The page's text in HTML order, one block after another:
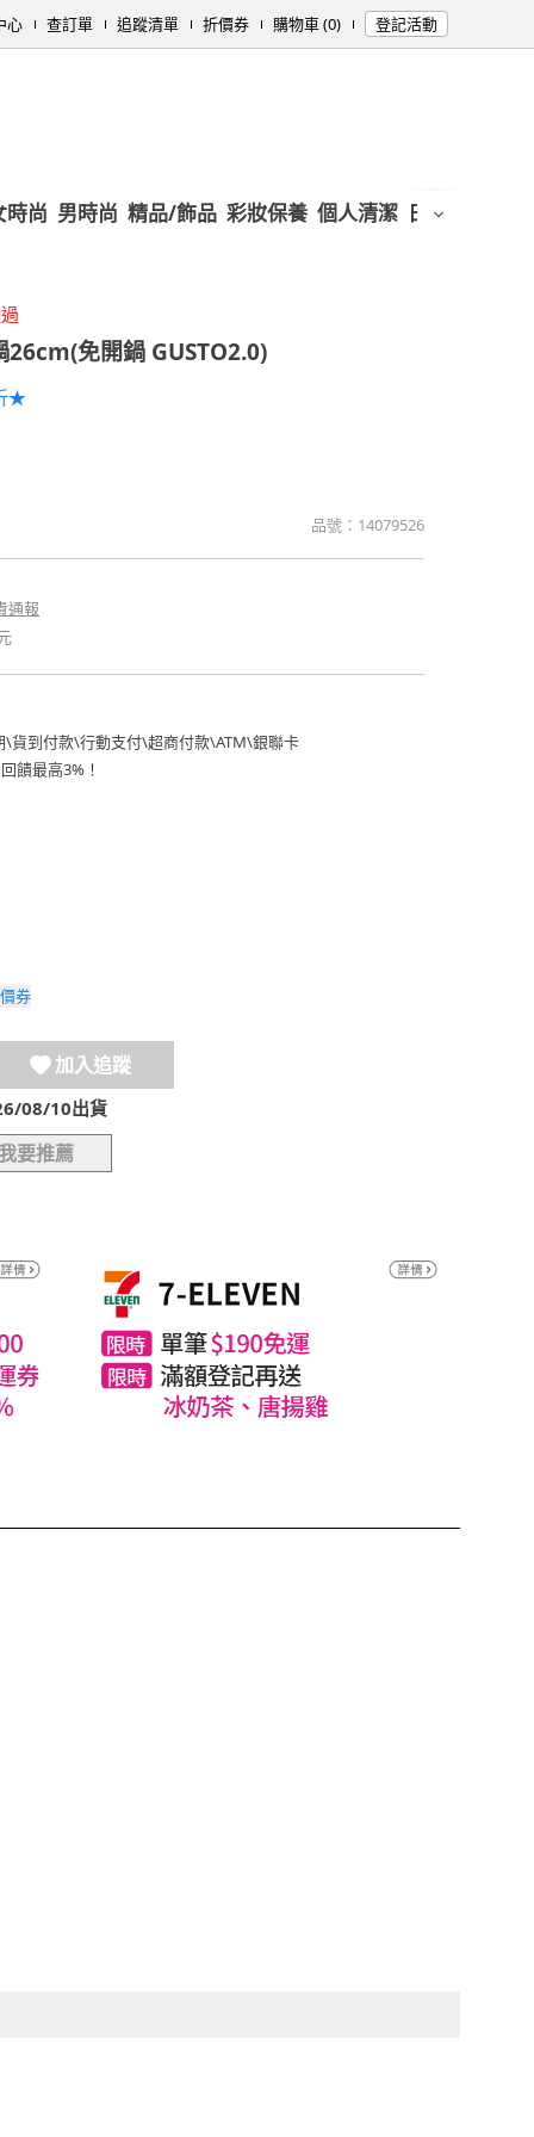
心 查訂單 追蹤清單 折價券 購物車 (0) 登記活動
時尚 男時尚 精品/飾品 彩妝保養 個人清潔 日用/紙品
26cm(免開鍋 GUSTO2.0)
★
品號： 14079526
通報
\貨到付款\行動支付\超商付款\ATM\銀聯卡
饋最高3%！
券
加入追蹤
08/10出貨
我要推薦